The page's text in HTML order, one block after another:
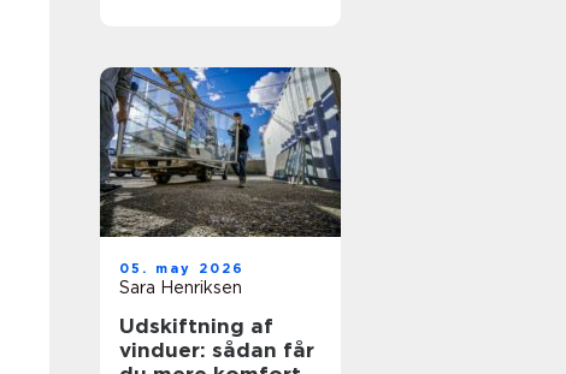
05. may 2026
Sara Henriksen
Udskiftning af
vinduer: sådan får